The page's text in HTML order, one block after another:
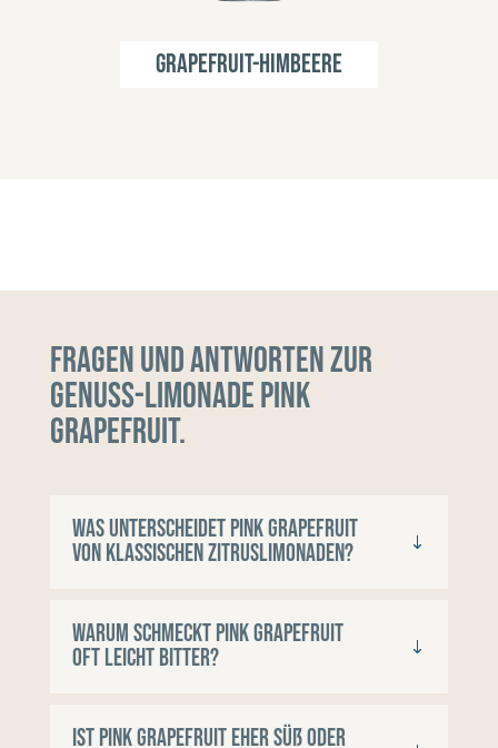
Grapefruit-Himbeere
Fragen und Antworten zur
Genuss-Limonade Pink
Grapefruit.
Was unterscheidet Pink Grapefruit
von klassischen Zitruslimonaden?
Warum schmeckt Pink Grapefruit
oft leicht bitter?
Ist Pink Grapefruit eher süß oder